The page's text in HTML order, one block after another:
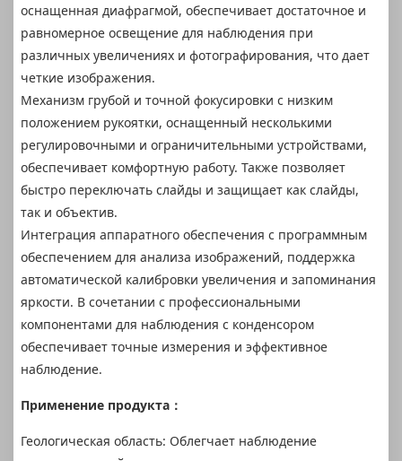
оснащенная диафрагмой, обеспечивает достаточное и
равномерное освещение для наблюдения при
различных увеличениях и фотографирования, что дает
четкие изображения.
Механизм грубой и точной фокусировки с низким
положением рукоятки, оснащенный несколькими
регулировочными и ограничительными устройствами,
обеспечивает комфортную работу. Также позволяет
быстро переключать слайды и защищает как слайды,
так и объектив.
Интеграция аппаратного обеспечения с программным
обеспечением для анализа изображений, поддержка
автоматической калибровки увеличения и запоминания
яркости. В сочетании с профессиональными
компонентами для наблюдения с конденсором
обеспечивает точные измерения и эффективное
наблюдение.
Применение продукта：
Геологическая область: Облегчает наблюдение